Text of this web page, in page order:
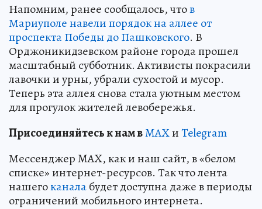
Напомним, ранее сообщалось, чтов
Мариуполе навели порядок на аллее от
проспекта Победы до Пашковского. В
Орджоникидзевском районе города прошел
масштабный субботник. Активисты покрасили
лавочки и урны, убрали сухостой и мусор.
Теперь эта аллея снова стала уютным местом
для прогулок жителей левобережья.
Присоединяйтесь к нам вMAXиTelegram
Мессенджер MAX, как и наш сайт, в «белом
списке» интернет-ресурсов. Так что лента
нашегоканалабудет доступна даже в периоды
ограничений мобильного интернета.